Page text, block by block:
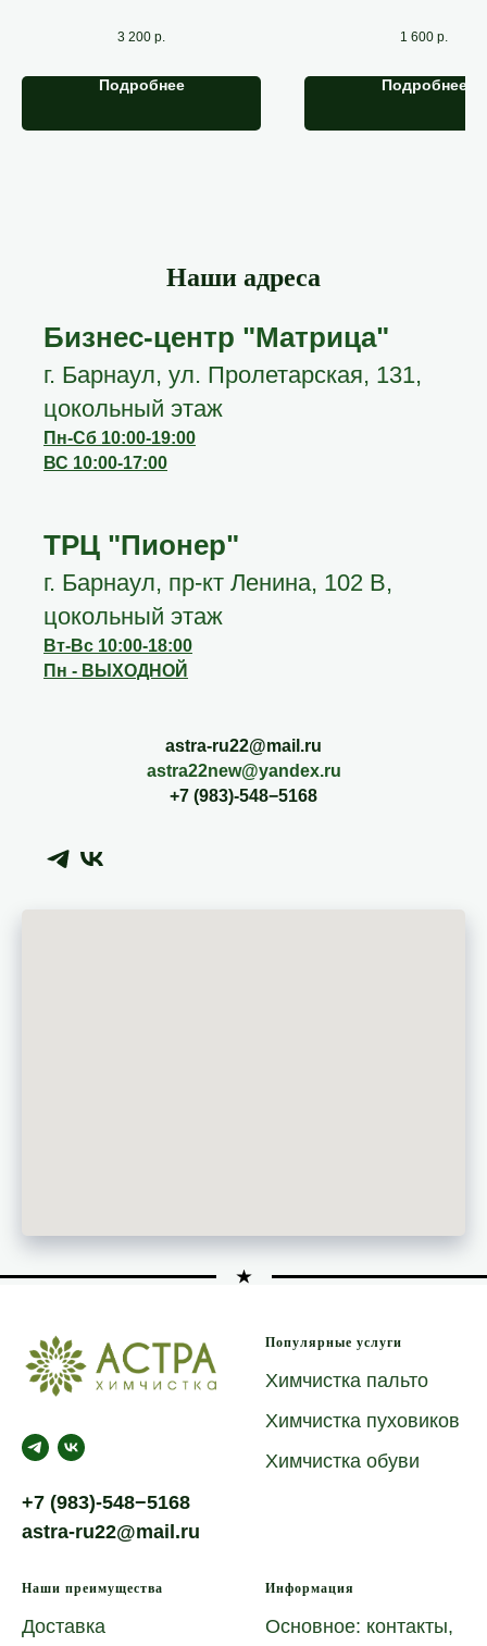
3 200 р.
Подробнее
1 600 р.
Подробнее
Наши адреса
Бизнес-центр "Матрица"
г. Барнаул, ул. Пролетарская, 131,
цокольный этаж
Пн-Сб 10:00-19:00
ВС 10:00-17:00
ТРЦ "Пионер"
г. Барнаул, пр-кт Ленина, 102 В,
цокольный этаж
Вт-Вс 10:00-18:00
Пн - ВЫХОДНОЙ
astra-ru22@mail.ru
astra22new@yandex.ru
+7 (983)-548−5168
+7 (983)-548−5168
astra-ru22@mail.ru
Популярные услуги
Химчистка пальто
Химчистка пуховиков
Химчистка обуви
Наши преимущества
Доставка
Информация
Основное: контакты,